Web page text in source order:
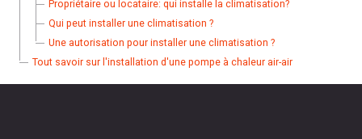
Propriétaire ou locataire: qui installe la climatisation?
Qui peut installer une climatisation ?
Une autorisation pour installer une climatisation ?
Tout savoir sur l'installation d'une pompe à chaleur air-air